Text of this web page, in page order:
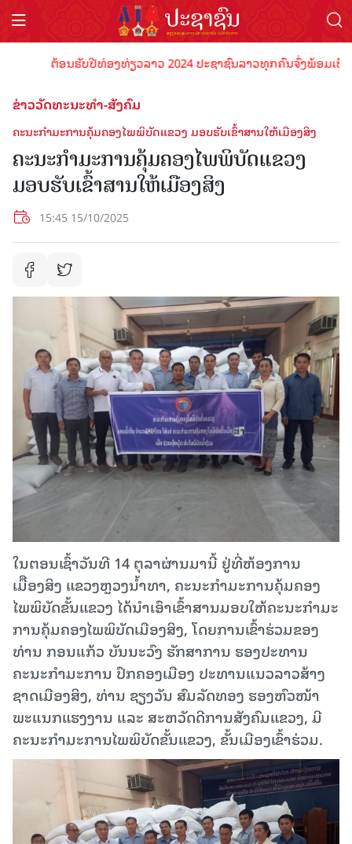
ຕ້ອນຮັບປີທ່ອງທ່ຽວລາວ 2024 ປະຊາຊົນລາວທຸກຄົນຈົ່ງພ້ອມເປັນ
ຂ່າວວັດທະນະທຳ-ສັງຄົມ
ຄະນະກໍາມະການຄຸ້ມຄອງໄພພິບັດແຂວງ ມອບຮັບເຂົ້າສານໃຫ້ເມືອງສິງ
ຄະນະກໍາມະການຄຸ້ມຄອງໄພພິບັດແຂວງ
ມອບຮັບເຂົ້າສານໃຫ້ເມືອງສິງ
15:45 15/10/2025
ໃນຕອນເຊົ້າວັນທີ 14 ຕຸລາຜ່ານມານີ້ ຢູ່ທີ່ຫ້ອງການ
ເມືືອງສິງ ແຂວງຫຼວງນໍ້າທາ, ຄະນະກໍາມະການຄຸ້ມຄອງ
ໄພພິບັດຂັ້ນແຂວງ ໄດ້ນໍາເອົາເຂົ້າສານມອບໃຫ້ຄະນະກໍາມະ
ການຄຸ້ມຄອງໄພພິບັດເມືອງສິງ, ໂດຍການເຂົ້າຮ່ວມຂອງ
ທ່ານ ກອນແກ້ວ ບັນນະວົງ ຮັກສາການ ຮອງປະທານ
ຄະນະກໍາມະການ ປົກຄອງເມືອງ ປະທານແນວລາວສ້າງ
ຊາດເມືອງສິງ, ທ່ານ ຊຽງວັນ ສົມລັດທອງ ຮອງຫົວໜ້າ
ພະແນກແຮງງານ ແລະ ສະຫວັດດີການສັງຄົມແຂວງ, ມີ
ຄະນະກໍາມະການໄພພິບັດຂັ້ນແຂວງ, ຂັ້ນເມືອງເຂົ້າຮ່ວມ.